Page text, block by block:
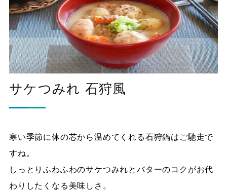
サケつみれ 石狩風
寒い季節に体の芯から温めてくれる石狩鍋はご馳走で
すね。
しっとりふわふわのサケつみれとバターのコクがお代
わりしたくなる美味しさ。